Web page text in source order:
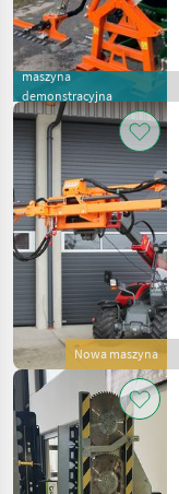
maszyna
demonstracyjna
Nowa maszyna